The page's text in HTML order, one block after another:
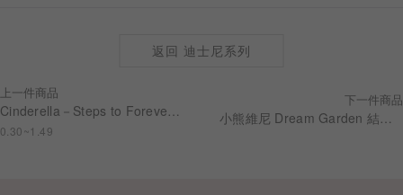
上一件商品
0.30~1.49
下一件商品
小熊維尼 Dream Garden 結婚男戒 RBDW003
返回 迪士尼系列